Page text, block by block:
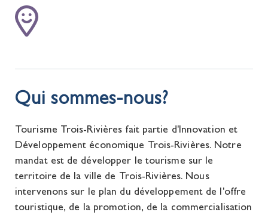
Qui sommes-nous?
Tourisme Trois-Rivières fait partie d'Innovation et
Développement économique Trois-Rivières. Notre
mandat est de développer le tourisme sur le
territoire de la ville de Trois-Rivières. Nous
intervenons sur le plan du développement de l'offre
touristique, de la promotion, de la commercialisation